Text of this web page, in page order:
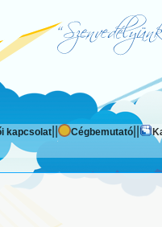
kapcsolat Cégbemutató